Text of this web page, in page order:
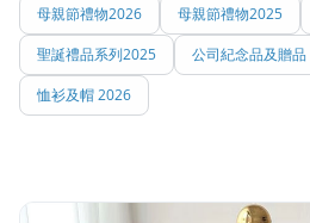
母親節禮物2026
母親節禮物2025
聖誕禮品系列2025
公司紀念品及贈品
恤衫及帽 2026